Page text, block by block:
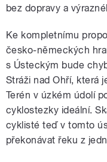
bez dopravy a
Ke kompletnímu
česko-německých
s Ústeckým bude
Stráži nad Ohří, která
Terén v úzkém údolí
cyklostezky ideální.
cyklisté teď v tomto
překonávat řeku z